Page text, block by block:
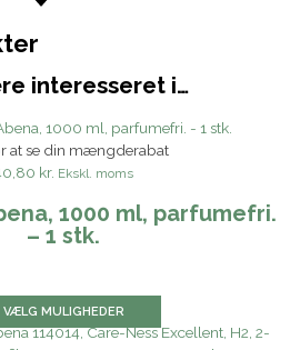
interesseret i…
at se din mængderabat
kr. Ekskl. moms
1000 ml, parfumefri.
– 1 stk.
VÆLG MULIGHEDER